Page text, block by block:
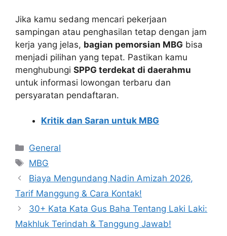
Jika kamu sedang mencari pekerjaan
sampingan atau penghasilan tetap dengan jam
kerja yang jelas, bagian pemorsian MBG bisa
menjadi pilihan yang tepat. Pastikan kamu
menghubungi SPPG terdekat di daerahmu
untuk informasi lowongan terbaru dan
persyaratan pendaftaran.
Kritik dan Saran untuk MBG
Kategori
General
Tag
MBG
Biaya Mengundang Nadin Amizah 2026,
Tarif Manggung & Cara Kontak!
30+ Kata Kata Gus Baha Tentang Laki Laki:
Makhluk Terindah & Tanggung Jawab!